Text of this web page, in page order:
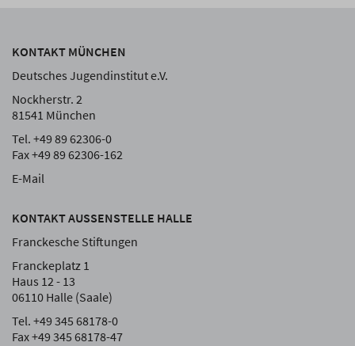
KONTAKT MÜNCHEN
Deutsches Jugendinstitut e.V.
Nockherstr. 2
81541 München
Tel. +49 89 62306-0
Fax +49 89 62306-162
E-Mail
KONTAKT AUSSENSTELLE HALLE
Franckesche Stiftungen
Franckeplatz 1
Haus 12 - 13
06110 Halle (Saale)
Tel. +49 345 68178-0
Fax +49 345 68178-47